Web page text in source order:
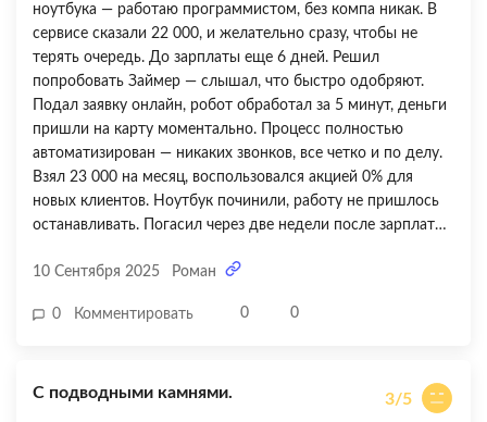
превращаются в коллекторов с постоянными звонками
родственникам и огромными штрафами. Ставлю 2 из 5 —
только за то, что в конце концов дали скидку и я смогла
закрыть долг. Больше никогда туда не обращусь и никому
не советую, если есть риск просрочки.
ноутбука — работаю программистом, без компа никак. В
сервисе сказали 22 000, и желательно сразу, чтобы не
терять очередь. До зарплаты еще 6 дней. Решил
попробовать Займер — слышал, что быстро одобряют.
Подал заявку онлайн, робот обработал за 5 минут, деньги
пришли на карту моментально. Процесс полностью
автоматизирован — никаких звонков, все четко и по делу.
Взял 23 000 на месяц, воспользовался акцией 0% для
новых клиентов. Ноутбук починили, работу не пришлось
останавливать. Погасил через две недели после зарплаты
кабинете все понятно показано: сумма, срок, способы
на калькуляторе, если бы не попал в акцию 0%, при
Поэтому совет — либо брать строго по акции, либо гасить
10 Сентября 2025 Роман
0 Комментировать 0 0
С подводными камнями. 3/5